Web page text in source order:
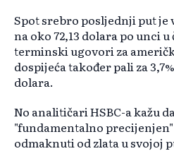
Spot srebro posljednji put je
na oko 72,13 dolara po unci
terminski ugovori za
dospijeća također pali za
dolara.
No analitičari HSBC-a kažu
"fundamentalno precijenjen"
odmaknuti od zlata u svojoj